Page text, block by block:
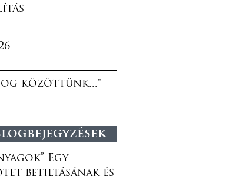
közöttünk..."
Egy
betiltásának és